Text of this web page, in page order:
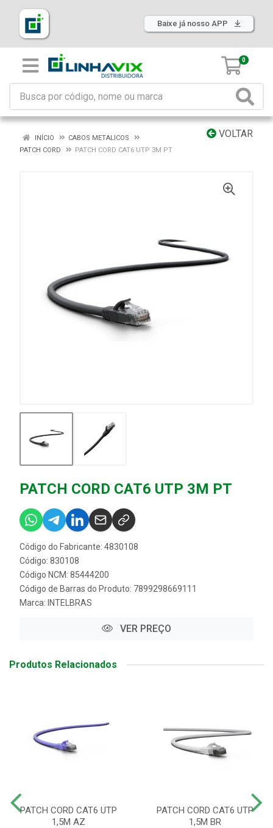
Baixe já nosso APP
0
VOLTAR
INÍCIO
CABOS METALICOS
PATCH CORD
PATCH CORD CAT6 UTP 3M PT
PATCH CORD CAT6 UTP 3M PT
Código do Fabricante: 4830108
Código: 830108
Código NCM: 85444200
Código de Barras do Produto: 7899298669111
Marca: INTELBRAS
VER PREÇO
Produtos Relacionados
PATCH CORD CAT6 UTP
1,5M AZ
PATCH CORD CAT6 UTP
1,5M BR